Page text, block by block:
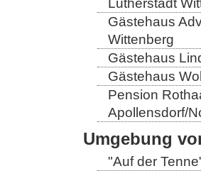
Gästehaus
Wittenberg
Gästehaus
Gästehaus
Pension
Apollensdorf/
Umgebung
"Auf der